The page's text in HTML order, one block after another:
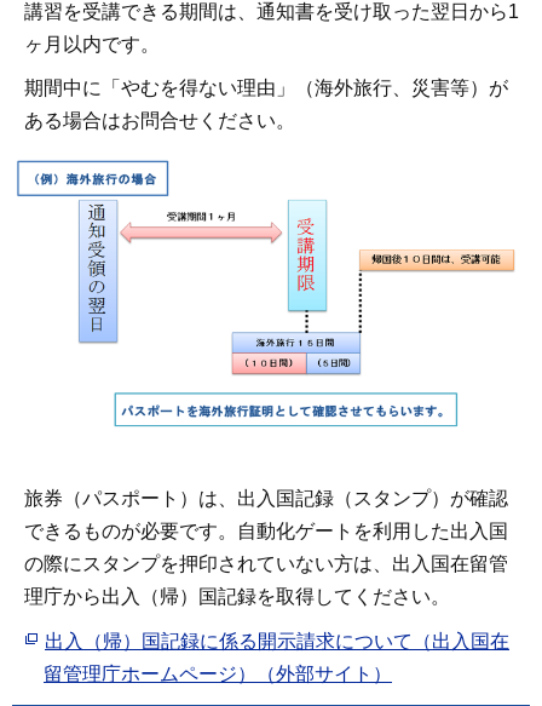
講習を受講できる期間は、通知書を受け取った翌日から1
ヶ月以内です。
期間中に「やむを得ない理由」（海外旅行、災害等）が
ある場合はお問合せください。
旅券（パスポート）は、出入国記録（スタンプ）が確認
できるものが必要です。自動化ゲートを利用した出入国
の際にスタンプを押印されていない方は、出入国在留管
理庁から出入（帰）国記録を取得してください。
出入（帰）国記録に係る開示請求について（出入国在
留管理庁ホームページ）（外部サイト）